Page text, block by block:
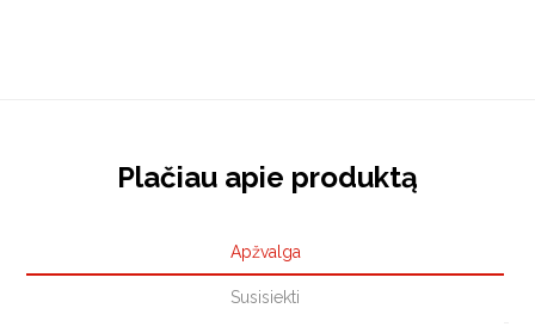
Plačiau apie produktą
Apžvalga
Susisiekti